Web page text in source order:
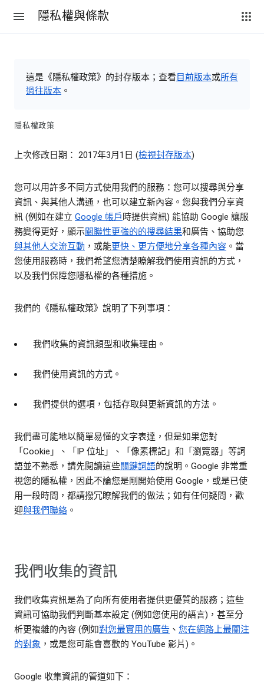
隱私權與條款
這是《隱私權政策》的封存版本；查看 目前版本或所有
過往版本 。
隱私權政策
上次修改日期： 2017年3月1日 (檢視封存版本)
您可以用許多不同方式使用我們的服務：您可以搜尋與分享
資訊、與其他人溝通，也可以建立新內容。您與我們分享資
訊 (例如在建立 Google 帳戶 時提供資訊) 能協助 Google 讓服
務變得更好，顯示關聯性更強的的搜尋結果和廣告、協助您
與其他人交流互動 ，或能更快、更方便地分享各種內容 。當
您使用服務時，我們希望您清楚瞭解我們使用資訊的方式，
以及我們保障您隱私權的各種措施。
我們的《隱私權政策》說明了下列事項：
我們收集的資訊類型和收集理由。
我們使用資訊的方式。
我們提供的選項，包括存取與更新資訊的方法。
我們盡可能地以簡單易懂的文字表達，但是如果您對
「Cookie」、「IP 位址」、「像素標記」和「瀏覽器」等詞
語並不熟悉，請先閱讀這些關鍵詞語的說明。Google 非常重
視您的隱私權，因此不論您是剛開始使用 Google，或是已使
用一段時間，都請撥冗瞭解我們的做法；如有任何疑問，歡
迎與我們聯絡 。
我們收集的資訊
我們收集資訊是為了向所有使用者提供更優質的服務；這些
資訊可協助我們判斷基本設定 (例如您使用的語言)，甚至分
析更複雜的內容 (例如對您最實用的廣告 、 您在網路上最關注
的對象 ，或是您可能會喜歡的 YouTube 影片)。
Google 收集資訊的管道如下：